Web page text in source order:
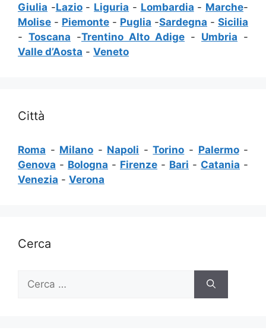
Giulia -Lazio- Liguria - Lombardia - Marche-
Molise - Piemonte - Puglia -Sardegna - Sicilia
- Toscana -Trentino Alto Adige - Umbria -
Valle d’Aosta - Veneto
Città
Roma - Milano - Napoli -Torino - Palermo-
Genova - Bologna - Firenze - Bari - Catania -
Venezia - Verona
Cerca
per: